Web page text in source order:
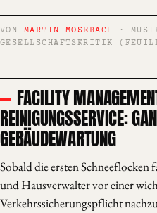
VON MARTIN MOSEBACH
·
GESELLSCHAFTSKRITIK
FACILITY
REINIGUNGSSERVICE:
GEBÄUDEWARTUNG
Sobald die ersten Schneeflocken
und Hausverwalter vor einer
Verkehrssicherungspflicht